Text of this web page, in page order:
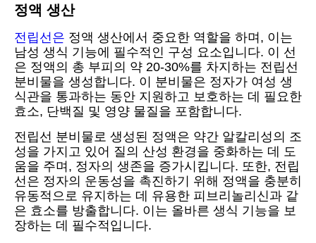
정액 생산
전립선은 정액 생산에서 중요한 역할을 하며, 이는
남성 생식 기능에 필수적인 구성 요소입니다. 이 선
은 정액의 총 부피의 약 20-30%를 차지하는 전립선
분비물을 생성합니다. 이 분비물은 정자가 여성 생
식관을 통과하는 동안 지원하고 보호하는 데 필요한
효소, 단백질 및 영양 물질을 포함합니다.
전립선 분비물로 생성된 정액은 약간 알칼리성의 조
성을 가지고 있어 질의 산성 환경을 중화하는 데 도
움을 주며, 정자의 생존을 증가시킵니다. 또한, 전립
선은 정자의 운동성을 촉진하기 위해 정액을 충분히
유동적으로 유지하는 데 유용한 피브리놀리신과 같
은 효소를 방출합니다. 이는 올바른 생식 기능을 보
장하는 데 필수적입니다.